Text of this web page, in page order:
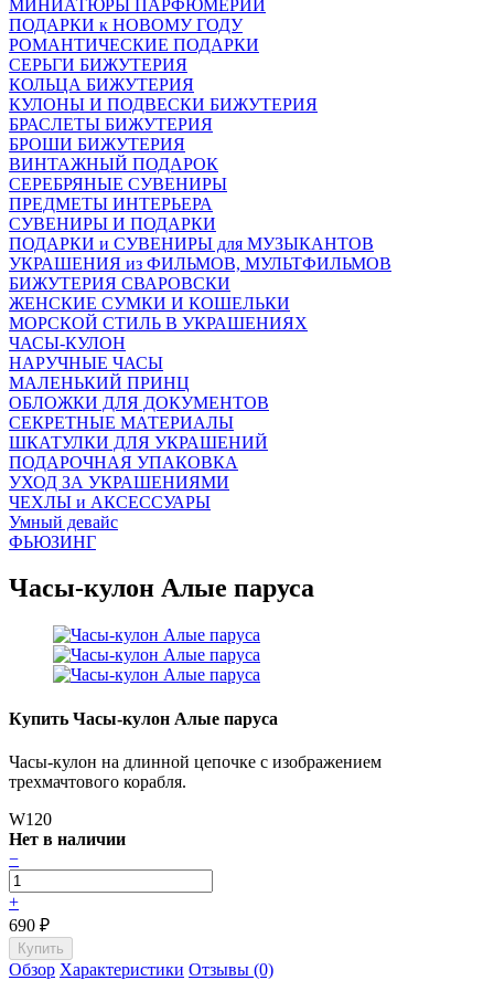
МИНИАТЮРЫ ПАРФЮМЕРИИ
ПОДАРКИ к НОВОМУ ГОДУ
РОМАНТИЧЕСКИЕ ПОДАРКИ
СЕРЬГИ БИЖУТЕРИЯ
КОЛЬЦА БИЖУТЕРИЯ
КУЛОНЫ И ПОДВЕСКИ БИЖУТЕРИЯ
БРАСЛЕТЫ БИЖУТЕРИЯ
БРОШИ БИЖУТЕРИЯ
ВИНТАЖНЫЙ ПОДАРОК
СЕРЕБРЯНЫЕ СУВЕНИРЫ
ПРЕДМЕТЫ ИНТЕРЬЕРА
СУВЕНИРЫ И ПОДАРКИ
ПОДАРКИ и СУВЕНИРЫ для МУЗЫКАНТОВ
УКРАШЕНИЯ из ФИЛЬМОВ, МУЛЬТФИЛЬМОВ
БИЖУТЕРИЯ СВАРОВСКИ
ЖЕНСКИЕ СУМКИ И КОШЕЛЬКИ
МОРСКОЙ СТИЛЬ В УКРАШЕНИЯХ
ЧАСЫ-КУЛОН
НАРУЧНЫЕ ЧАСЫ
МАЛЕНЬКИЙ ПРИНЦ
ОБЛОЖКИ ДЛЯ ДОКУМЕНТОВ
СЕКРЕТНЫЕ МАТЕРИАЛЫ
ШКАТУЛКИ ДЛЯ УКРАШЕНИЙ
ПОДАРОЧНАЯ УПАКОВКА
УХОД ЗА УКРАШЕНИЯМИ
ЧEХЛЫ и АКСЕССУАРЫ
Умный девайс
ФЬЮЗИНГ
Часы-кулон Алые паруса
Купить Часы-кулон Алые паруса
Часы-кулон на длинной цепочке с изображением
трехмачтового корабля.
W120
Нет в наличии
−
+
690 ₽
Обзор Характеристики Отзывы (0)